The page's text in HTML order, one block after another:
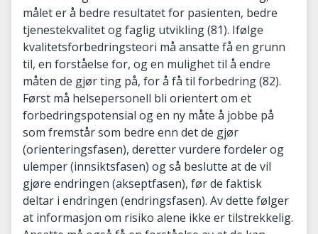
målet er å bedre resultatet for pasienten, bedre
tjenestekvalitet og faglig utvikling (81). Ifølge
kvalitetsforbedringsteori må ansatte få en grunn
til, en forståelse for, og en mulighet til å endre
måten de gjør ting på, for å få til forbedring (82).
Først må helsepersonell bli orientert om et
forbedringspotensial og en ny måte å jobbe på
som fremstår som bedre enn det de gjør
(orienteringsfasen), deretter vurdere fordeler og
ulemper (innsiktsfasen) og så beslutte at de vil
gjøre endringen (akseptfasen), før de faktisk
deltar i endringen (endringsfasen). Av dette følger
at informasjon om risiko alene ikke er tilstrekkelig.